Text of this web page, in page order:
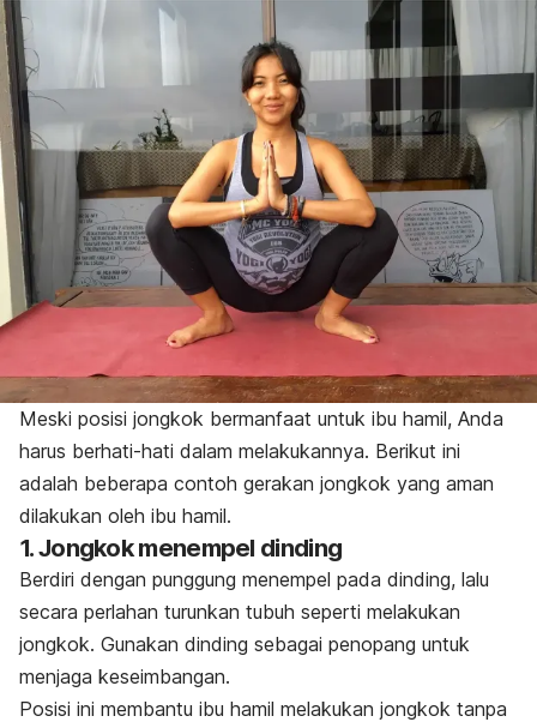
Meski posisi jongkok bermanfaat untuk ibu hamil, Anda
harus berhati-hati dalam melakukannya. Berikut ini
adalah beberapa contoh gerakan jongkok yang aman
dilakukan oleh ibu hamil.
1. Jongkok menempel dinding
Berdiri dengan punggung menempel pada dinding, lalu
secara perlahan turunkan tubuh seperti melakukan
jongkok. Gunakan dinding sebagai penopang untuk
menjaga keseimbangan.
Posisi ini membantu ibu hamil melakukan jongkok tanpa